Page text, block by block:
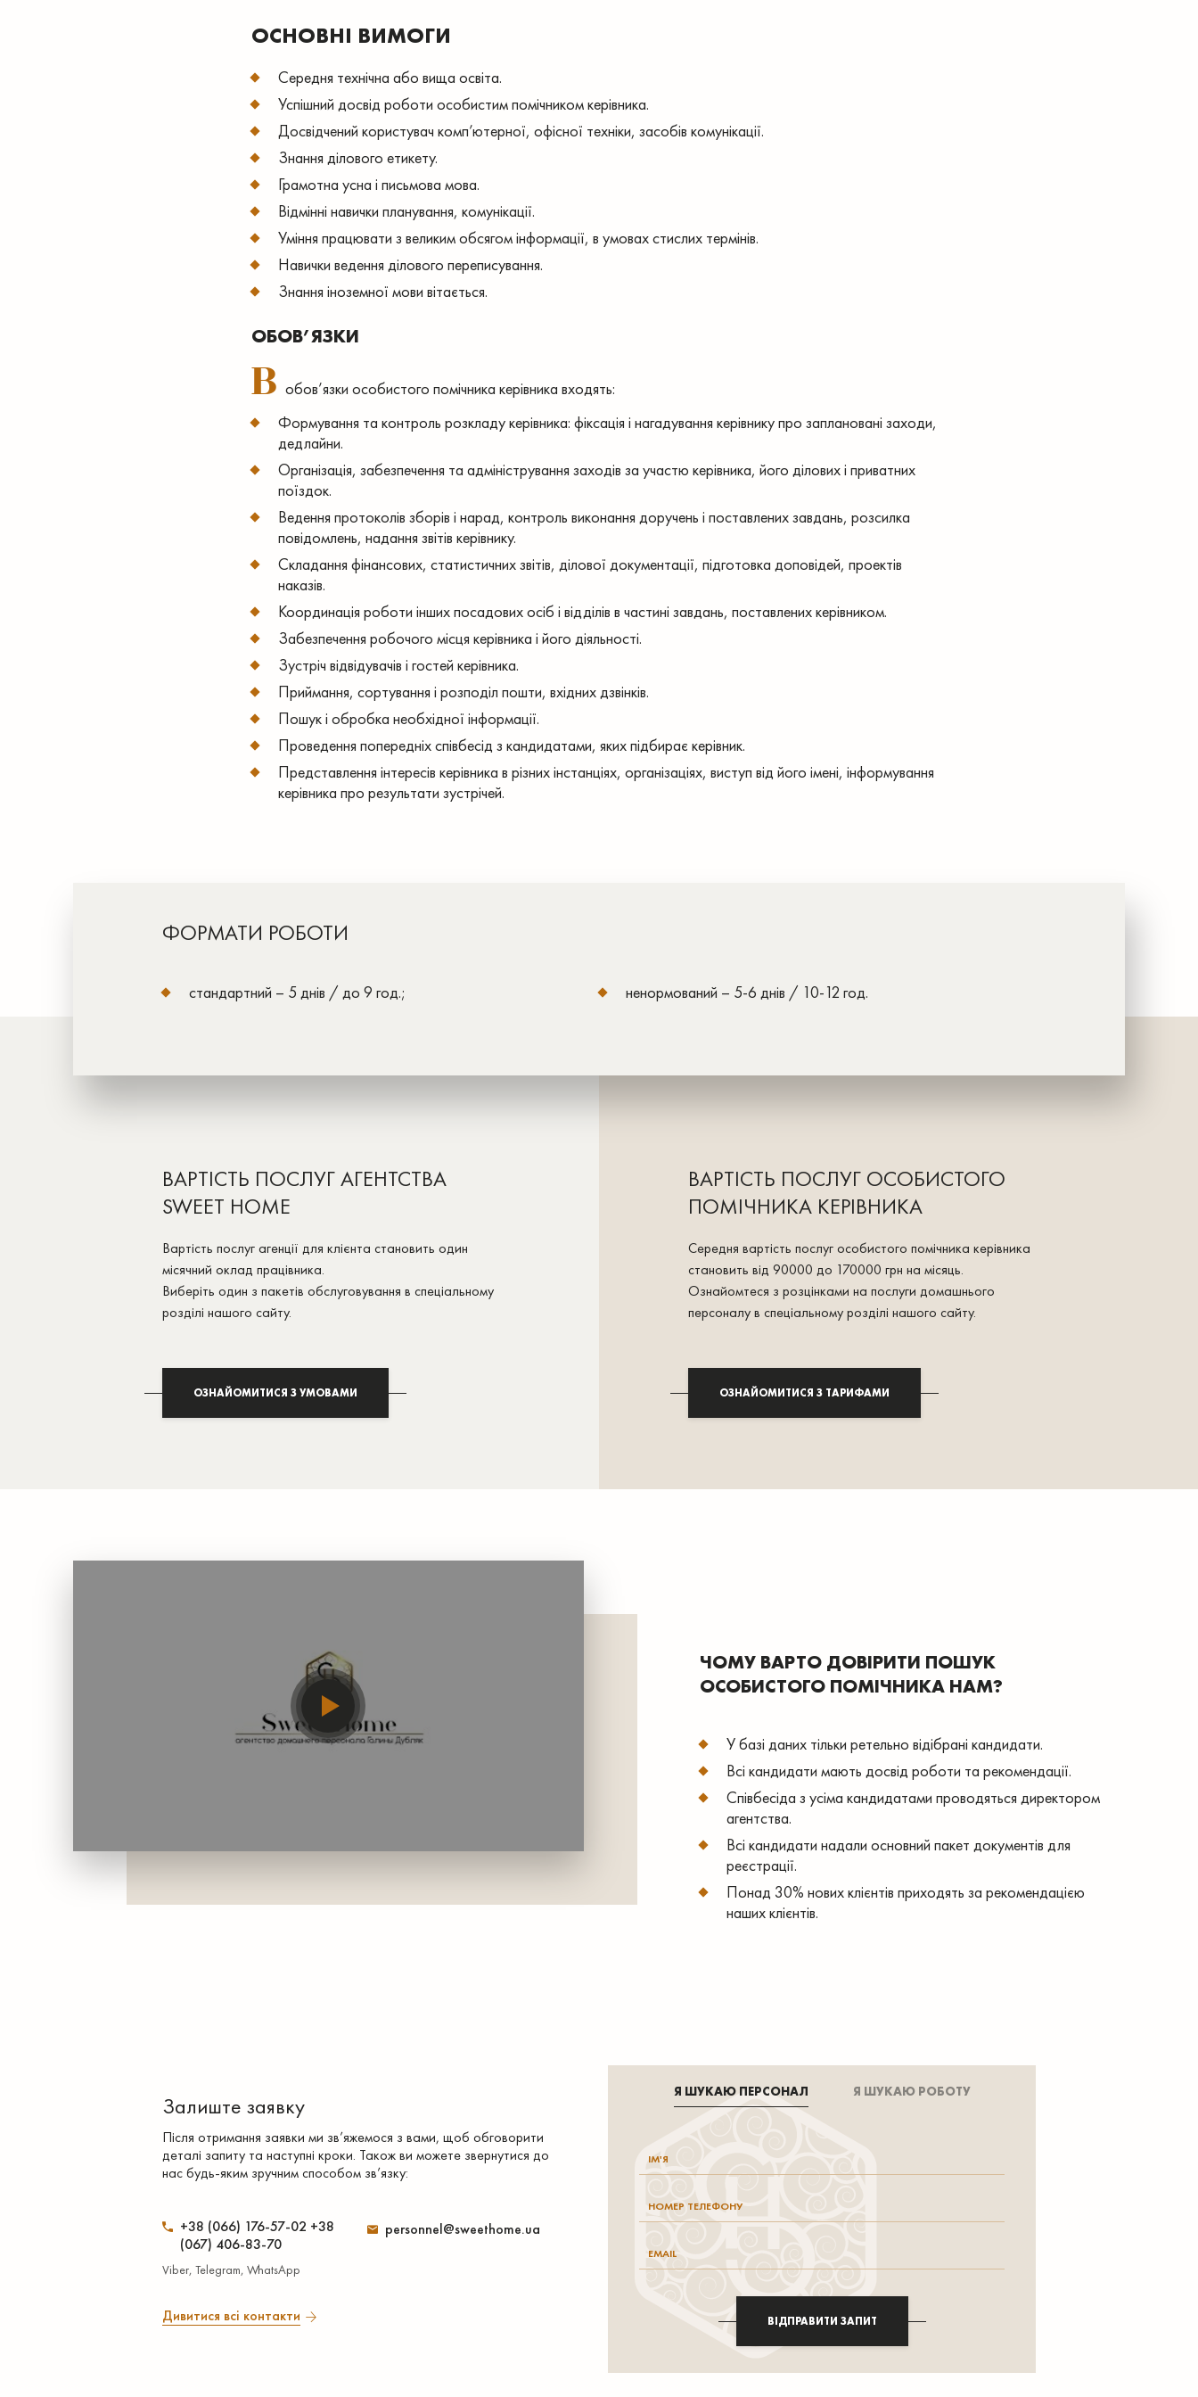
ОСНОВНІ ВИМОГИ
Середня технічна або вища освіта.
Успішний досвід роботи особистим помічником керівника.
Досвідчений користувач комп’ютерної, офісної техніки, засобів комунікації.
Знання ділового етикету.
Грамотна усна і письмова мова.
Відмінні навички планування, комунікації.
Уміння працювати з великим обсягом інформації, в умовах стислих термінів.
Навички ведення ділового переписування.
Знання іноземної мови вітається.
ОБОВ’ЯЗКИ
В обов’язки особистого помічника керівника входять:
Формування та контроль розкладу керівника: фіксація і нагадування керівнику про заплановані заходи,
дедлайни.
Організація, забезпечення та адміністрування заходів за участю керівника, його ділових і приватних
поїздок.
Ведення протоколів зборів і нарад, контроль виконання доручень і поставлених завдань, розсилка
повідомлень, надання звітів керівнику.
Складання фінансових, статистичних звітів, ділової документації, підготовка доповідей, проектів
наказів.
Координація роботи інших посадових осіб і відділів в частині завдань, поставлених керівником.
Забезпечення робочого місця керівника і його діяльності.
Зустріч відвідувачів і гостей керівника.
Приймання, сортування і розподіл пошти, вхідних дзвінків.
Пошук і обробка необхідної інформації.
Проведення попередніх співбесід з кандидатами, яких підбирає керівник.
Представлення інтересів керівника в різних інстанціях, організаціях, виступ від його імені, інформування
керівника про результати зустрічей.
ФОРМАТИ РОБОТИ
стандартний – 5 днів / до 9 год.; ненормований – 5-6 днів / 10-12 год.
ВАРТІСТЬ ПОСЛУГ АГЕНТСТВА
SWEET HOME
Вартість послуг агенції для клієнта становить один
місячний оклад працівника.
Виберіть один з пакетів обслуговування в спеціальному
розділі нашого сайту.
ОЗНАЙОМИТИСЯ З УМОВАМИ
ВАРТІСТЬ ПОСЛУГ ОСОБИСТОГО
ПОМІЧНИКА КЕРІВНИКА
Середня вартість послуг особистого помічника керівника
становить від 90000 до 170000 грн на місяць.
Ознайомтеся з розцінками на послуги домашнього
персоналу в спеціальному розділі нашого сайту.
ОЗНАЙОМИТИСЯ З ТАРИФАМИ
ЧОМУ ВАРТО ДОВІРИТИ ПОШУК
ОСОБИСТОГО ПОМІЧНИКА НАМ?
У базі даних тільки ретельно відібрані кандидати.
Всі кандидати мають досвід роботи та рекомендації.
Співбесіда з усіма кандидатами проводяться директором
агентства.
Всі кандидати надали основний пакет документів для
реєстрації.
Понад 30% нових клієнтів приходять за рекомендацією
наших клієнтів.
Залиште заявку
Після отримання заявки ми зв’яжемося з вами, щоб обговорити
деталі запиту та наступні кроки. Також ви можете звернутися до
нас будь-яким зручним способом зв’язку:
+38 (066) 176-57-02 +38
(067) 406-83-70
Viber, Telegram, WhatsApp
personnel@sweethome.ua
Дивитися всі контакти
Я ШУКАЮ ПЕРСОНАЛ Я ШУКАЮ РОБОТУ
ВІДПРАВИТИ ЗАПИТ